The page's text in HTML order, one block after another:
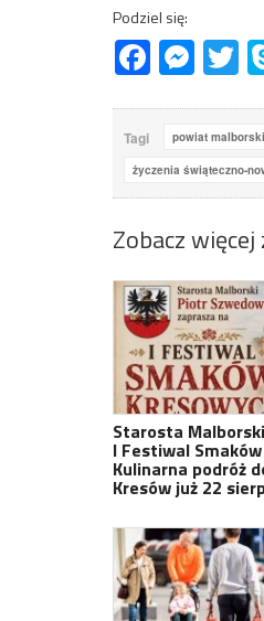
Podziel się:
Facebook
Tagi powiat malborski
życzenia świąteczno-
Zobacz
Starosta
I Festiwal
Kulinarna podróż
Kresów już 22